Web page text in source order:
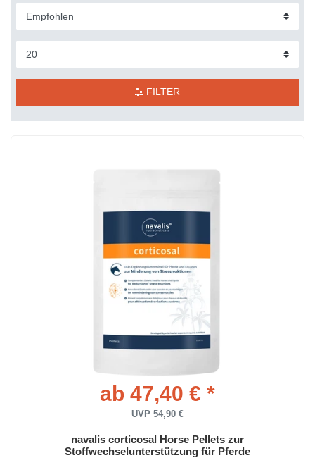
FILTER
ab 47,40 € *
UVP 54,90 €
navalis corticosal Horse Pellets zur
Stoffwechselunterstützung für Pferde